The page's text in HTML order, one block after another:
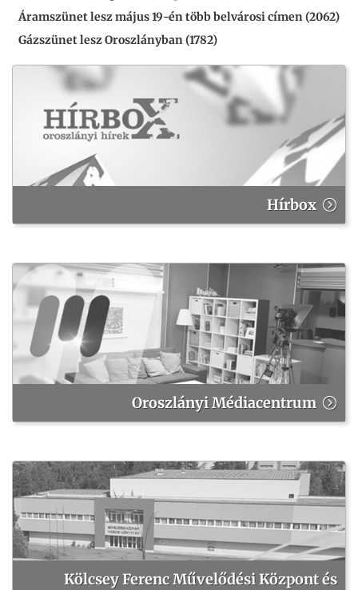
Áramszünet lesz május 19-én több belvárosi címen (2062)
Gázszünet lesz Oroszlányban (1782)
Hírbox
Oroszlányi Médiacentrum
Kölcsey Ferenc Művelődési Központ és